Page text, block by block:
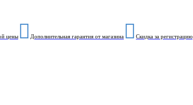
цены Дополнительная гарантия от магазина Скидка за регистрацию